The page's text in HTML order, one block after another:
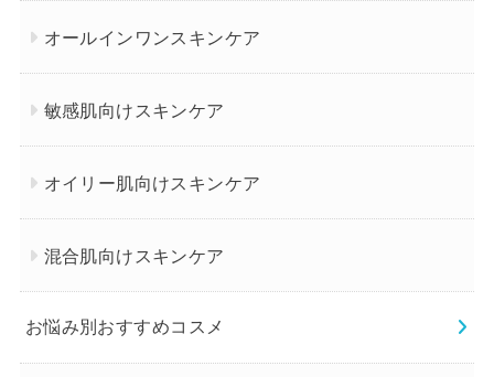
オールインワンスキンケア
敏感肌向けスキンケア
オイリー肌向けスキンケア
混合肌向けスキンケア
お悩み別おすすめコスメ